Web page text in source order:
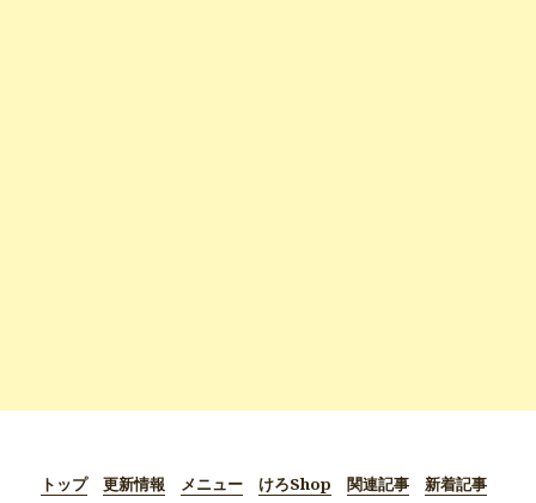
トップ 更新情報 メニュー けろShop 関連記事 新着記事